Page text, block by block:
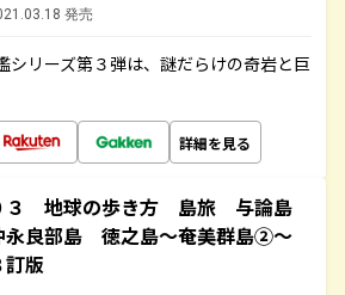
発売
シリーズ第３弾は、謎だらけの奇岩と巨
詳細を見る
３ 地球の歩き方 島旅 与論島
永良部島 徳之島～奄美群島②～
訂版